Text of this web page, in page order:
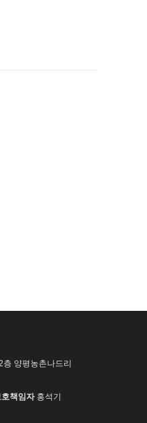
양평농촌나드리
책임자홍석기